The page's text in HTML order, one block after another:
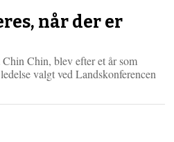
når der er
Chin, blev efter et år som
valgt ved Landskonferencen